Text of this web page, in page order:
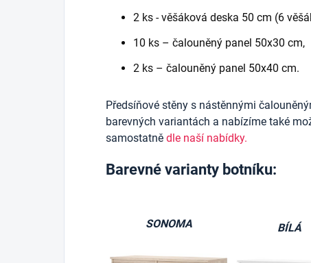
2 ks - věšáková deska 50 cm (6
10 ks – čalouněný panel 50x30 cm,
2 ks – čalouněný panel 50x40 cm.
Předsíňové stěny s nástěnnými
barevných variantách a nabízíme také
samostatně dle naší nabídky.
Barevné varianty botníku:
SONOMA BÍLÁ